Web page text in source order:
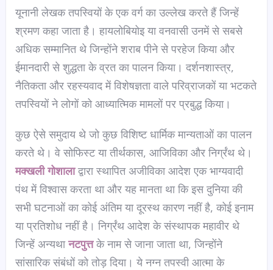
यूनानी लेखक तपस्वियों के एक वर्ग का उल्लेख करते हैं जिन्हें
श्रमण कहा जाता है। हायलोबियोइ या वनवासी उनमें से सबसे
अधिक सम्मानित थे जिन्होंने शराब पीने से परहेज किया और
ईमानदारी से शुद्धता के व्रत का पालन किया। दर्शनशास्त्र,
नैतिकता और रहस्यवाद में विशेषज्ञता वाले परिव्राजकों या भटकते
तपस्वियों ने लोगों को आध्यात्मिक मामलों पर प्रबुद्ध किया।
कुछ ऐसे समुदाय थे जो कुछ विशिष्ट धार्मिक मान्यताओं का पालन
करते थे। वे सोफिस्ट या तीर्थकास, आजिविका और निर्ग्रंथ थे।
मक्खली गोशालाद्वारा स्थापित अजीविका आदेश एक भाग्यवादी
पंथ में विश्वास करता था और यह मानता था कि इस दुनिया की
सभी घटनाओं का कोई अंतिम या दूरस्थ कारण नहीं है, कोई इनाम
या प्रतिशोध नहीं है। निर्ग्रंथ आदेश के संस्थापक महावीर थे
जिन्हें अन्यथानटपुत्तके नाम से जाना जाता था, जिन्होंने
सांसारिक संबंधों को तोड़ दिया। ये नग्न तपस्वी आत्मा के